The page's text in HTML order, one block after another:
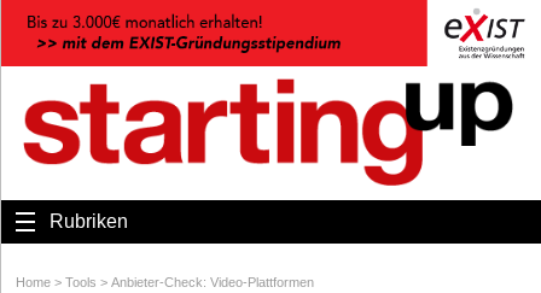
Rubriken
Home > Tools > Anbieter-Check: Video-Plattformen